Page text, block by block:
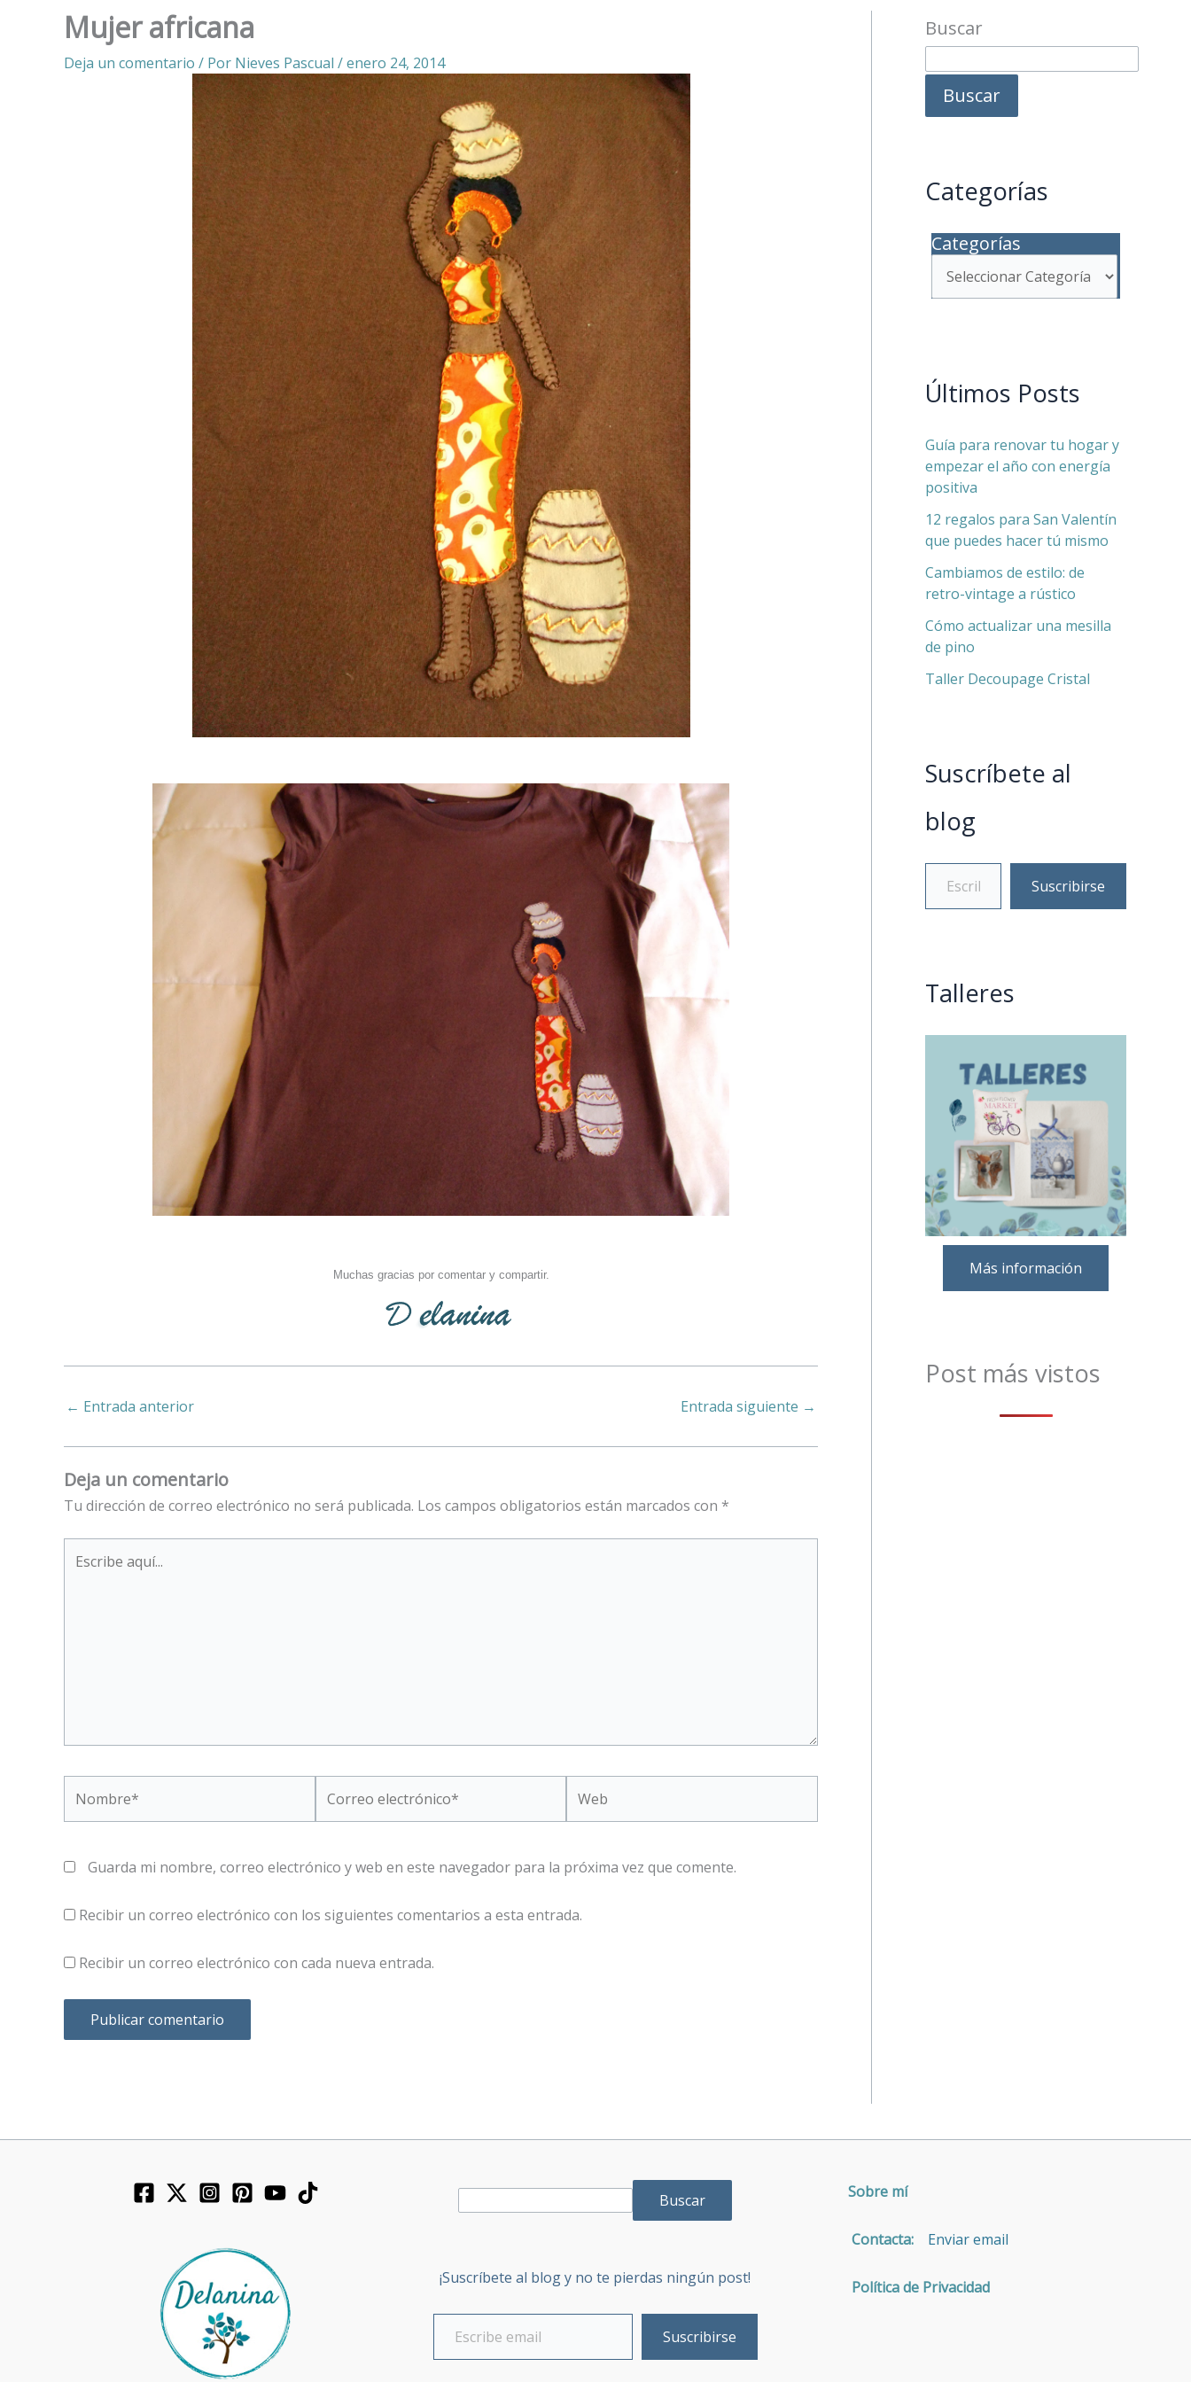
Mujer africana
Deja un comentario / Por Nieves Pascual /enero 24, 2014
Muchas gracias por comentar y compartir.
← Entrada anterior Entrada siguiente →
Deja un comentario
Tu dirección de correo electrónico no será publicada. Los campos obligatorios están marcados con *
aquí...
electrónico*
Guarda mi nombre, correo electrónico y web en este navegador para la próxima vez que comente.
Recibir un correo electrónico con los siguientes comentarios a esta entrada.
Recibir un correo electrónico con cada nueva entrada.
Buscar
Buscar
Categorías
Categorías
Últimos Posts
Guía para renovar tu hogar y
empezar el año con energía
positiva
12 regalos para San Valentín
que puedes hacer tú mismo
Cambiamos de estilo: de
retro-vintage a rústico
Cómo actualizar una mesilla
de pino
Taller Decoupage Cristal
Suscríbete al
blog
Suscribirse
Talleres
Más información
Post más vistos
Buscar
¡Suscríbete al blog y no te pierdas ningún post!
Suscribirse
Sobre mí
Contacta: Enviar email
Política de Privacidad